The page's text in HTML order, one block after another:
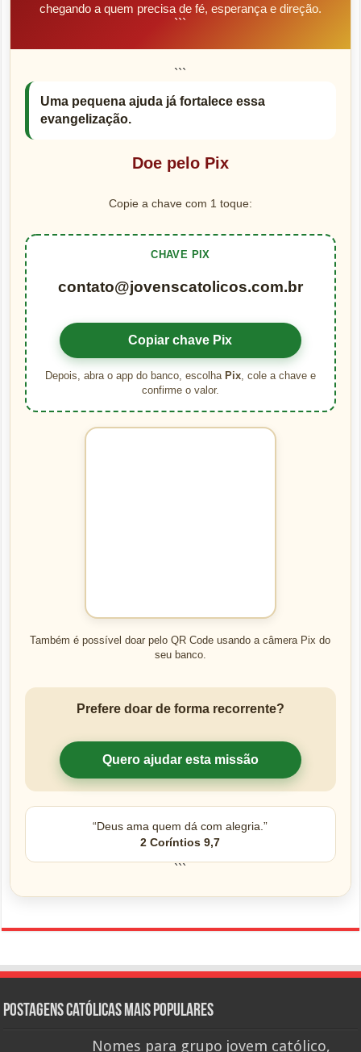
chegando a quem precisa de fé, esperança e direção.
```
```
Uma pequena ajuda já fortalece essa
evangelização.
Doe pelo Pix
Copie a chave com 1 toque:
CHAVE PIX
contato@jovenscatolicos.com.br
Copiar chave Pix
Depois, abra o app do banco, escolha Pix, cole a chave e
confirme o valor.
Também é possível doar pelo QR Code usando a câmera Pix do
seu banco.
Prefere doar de forma recorrente?
Quero ajudar esta missão
“Deus ama quem dá com alegria.”
2 Coríntios 9,7
```
Postagens católicas mais Populares
Nomes para grupo jovem católico,